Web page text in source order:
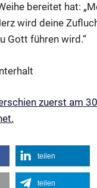
bereitet hat:
wird deine
Gott führen wird.“
zuerst am
teilen
teilen